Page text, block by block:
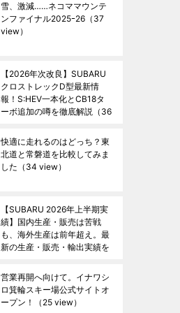
雪、激減……ネコママウンテ
ンファイナル2025ｰ26 （37
view）
【2026年次改良】SUBARU
クロストレックD型最新情
報！S:HEV一本化とCB18タ
ーボ追加の噂を徹底解説 （36
快適に走れるのはどっち？東
北道と常磐道を比較してみま
した （34 view）
【SUBARU 2026年上半期実
績】国内生産・販売は苦戦
も、海外生産は前年超え。最
新の生産・販売・輸出実績を
営業再開へ向けて。イナワシ
ロ箕輪スキー場公式サイトオ
ープン！
（25 view）